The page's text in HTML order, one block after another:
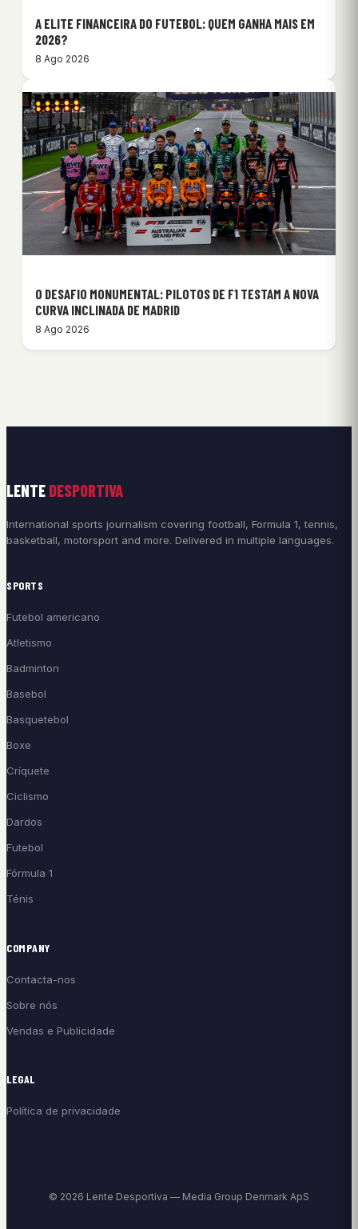
A ELITE FINANCEIRA DO FUTEBOL: QUEM GANHA MAIS EM
2026?
8 Ago 2026
O DESAFIO MONUMENTAL: PILOTOS DE F1 TESTAM A NOVA
CURVA INCLINADA DE MADRID
8 Ago 2026
LENTE DESPORTIVA
International sports journalism covering football, Formula 1, tennis,
basketball, motorsport and more. Delivered in multiple languages.
SPORTS
Futebol americano
Atletismo
Badminton
Basebol
Basquetebol
Boxe
Críquete
Ciclismo
Dardos
Futebol
Fórmula 1
Ténis
COMPANY
Contacta-nos
Sobre nós
Vendas e Publicidade
LEGAL
Política de privacidade
© 2026 Lente Desportiva — Media Group Denmark ApS